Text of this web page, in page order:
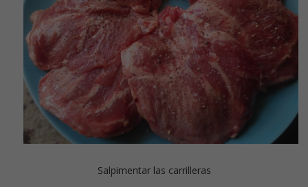
Salpimentar las carrilleras